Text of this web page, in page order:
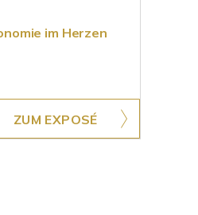
im Herzen
ZUM EXPOSÉ